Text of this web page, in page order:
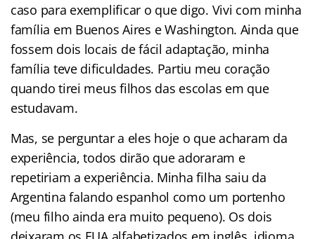
caso para exemplificar o que digo. Vivi com minha
família em Buenos Aires e Washington. Ainda que
fossem dois locais de fácil adaptação, minha
família teve dificuldades. Partiu meu coração
quando tirei meus filhos das escolas em que
estudavam.
Mas, se perguntar a eles hoje o que acharam da
experiência, todos dirão que adoraram e
repetiriam a experiência. Minha filha saiu da
Argentina falando espanhol como um portenho
(meu filho ainda era muito pequeno). Os dois